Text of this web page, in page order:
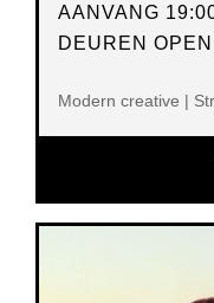
AANVANG
DEUREN
Modern creative |